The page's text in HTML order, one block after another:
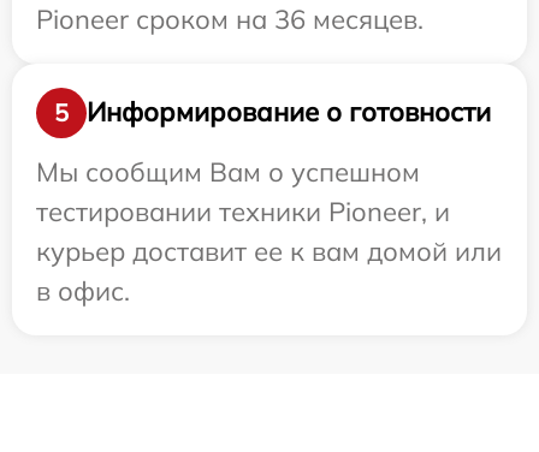
Pioneer сроком на 36 месяцев.
5
Информирование о готовности
Мы сообщим Вам о успешном
тестировании техники Pioneer, и
курьер доставит ее к вам домой или
в офис.